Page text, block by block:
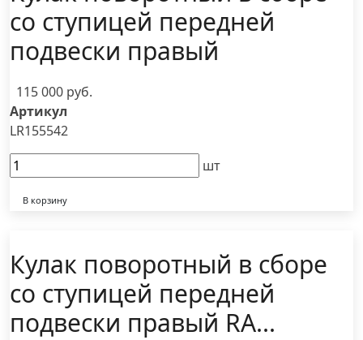
со ступицей передней
подвески правый
115 000 руб.
Артикул
LR155542
шт
В корзину
Кулак поворотный в сборе
со ступицей передней
подвески правый RA...